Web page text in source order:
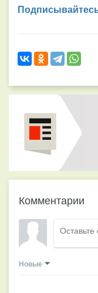
Комментарии
Новые